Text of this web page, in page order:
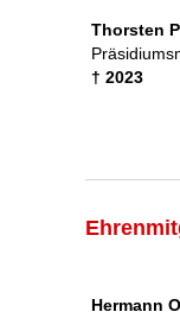
Thorsten
† 2023
Hermann